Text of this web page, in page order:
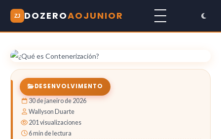
ZJ DOZEROAOJUNIOR
DESENVOLVIMENTO
30 de janeiro de 2026
Wallyson Duarte
201 visualizaciones
6 min de lectura